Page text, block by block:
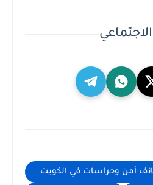
أمن وحراسات في الكويت